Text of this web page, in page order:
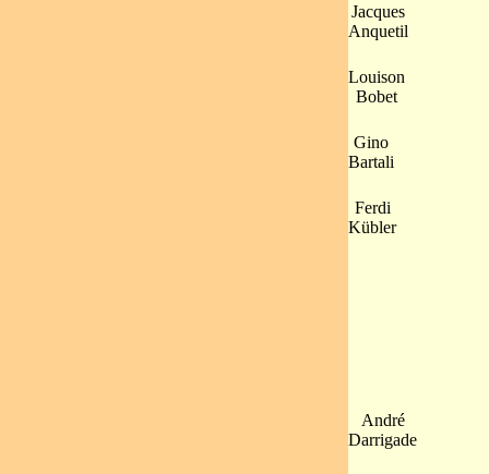
Jacques
Anquetil
Louison
Bobet
Gino
Bartali
Ferdi
Kübler
André
Darrigade